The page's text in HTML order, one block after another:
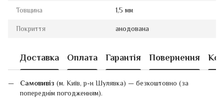
Товщина 1,5 мм
Покриття анодована
Доставка Оплата Гарантія Повернення
Самовивіз (м. Київ, р-н Шулявка) — безкоштовно (за
попереднім погодженням).